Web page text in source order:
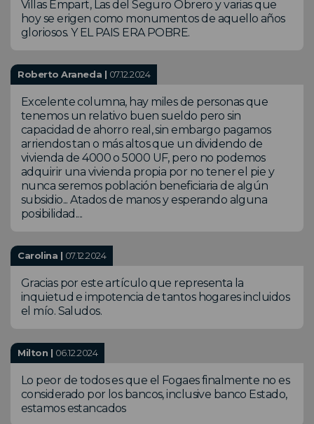
Villas Empart, Las del Seguro Obrero y varias que
hoy se erigen como monumentos de aquello años
gloriosos. Y EL PAIS ERA POBRE.
Roberto Araneda | 07.12.2024
Excelente columna, hay miles de personas que
tenemos un relativo buen sueldo pero sin
capacidad de ahorro real, sin embargo pagamos
arriendos tan o más altos que un dividendo de
vivienda de 4000 o 5000 UF, pero no podemos
adquirir una vivienda propia por no tener el pie y
nunca seremos población beneficiaria de algún
subsidio... Atados de manos y esperando alguna
posibilidad....
Carolina | 07.12.2024
Gracias por este artículo que representa la
inquietud e impotencia de tantos hogares incluidos
el mío. Saludos.
Milton | 06.12.2024
Lo peor de todos es que el Fogaes finalmente no es
considerado por los bancos, inclusive banco Estado,
estamos estancados